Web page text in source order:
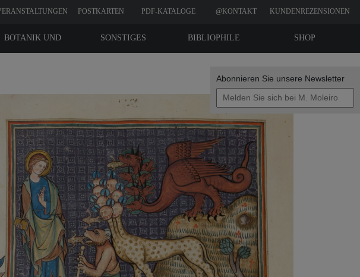
Abonnieren Sie unsere Newsletter
POSTKARTEN PDF-KATALOGE @KONTAKT KUNDENREZENSIONEN
SHOP
BIBLIOPHILE
SONSTIGES
BOTANIK UND